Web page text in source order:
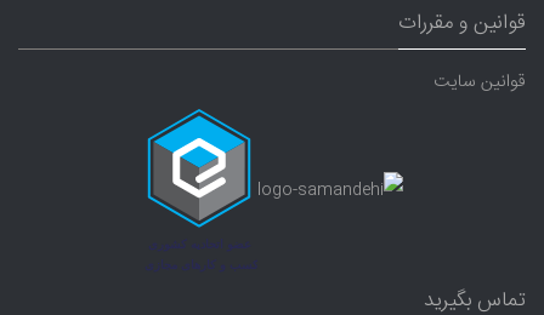
قوانین و مقررات
قوانین سایت
تماس بگیرید